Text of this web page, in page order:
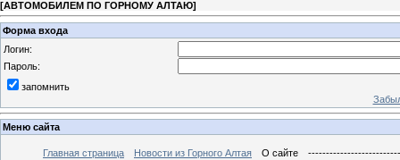
[АВТОМОБИЛЕМ ПО ГОРНОМУ АЛТАЮ]
Форма входа
Логин:
Пароль:
запомнить
Меню сайта
Главная страница Новости из Горного Алтая О сайте